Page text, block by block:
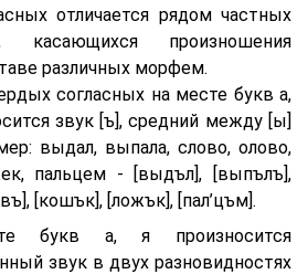
отличается рядом частных
касающихся произношения
различных морфем.
согласных на месте букв а,
звук [ъ], средний между [ы]
выдал, выпала, слово, олово,
пальцем - [выдъл], [выпълъ],
[кошък], [ложък], [пал’цъм].
букв а, я произносится
звук в двух разновидностях